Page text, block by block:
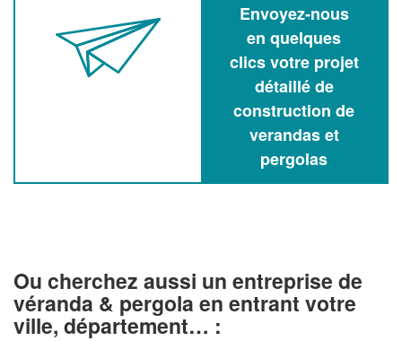
Envoyez-nous
en quelques
clics votre projet
détaillé de
construction de
verandas et
pergolas
Ou cherchez aussi un entreprise de
véranda & pergola en entrant votre
ville, département… :